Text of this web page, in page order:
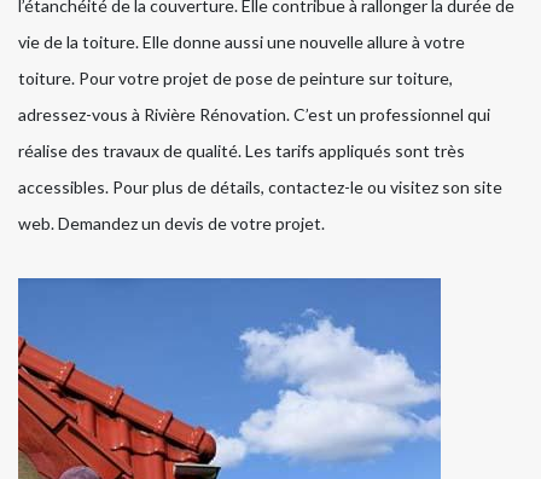
l’étanchéité de la couverture. Elle contribue à rallonger la durée de
vie de la toiture. Elle donne aussi une nouvelle allure à votre
toiture. Pour votre projet de pose de peinture sur toiture,
adressez-vous à Rivière Rénovation. C’est un professionnel qui
réalise des travaux de qualité. Les tarifs appliqués sont très
accessibles. Pour plus de détails, contactez-le ou visitez son site
web. Demandez un devis de votre projet.